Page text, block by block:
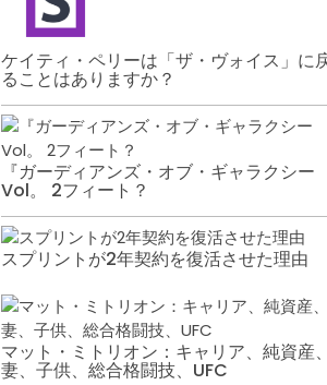
ケイティ・ペリーは「ザ・ヴォイス」に
ることはありますか？
『ガーディアンズ・オブ・ギャラクシー
Vol。 2フィート？
スプリントが2年契約を復活させた理由
マット・ミトリオン：キャリア、純資産、
妻、子供、総合格闘技、UFC